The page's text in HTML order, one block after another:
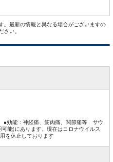
最新の情報と異なる場合がございますの
さい。
効能：神経痛、筋肉痛、関節痛等 サウ
能)にあります。現在はコロナウイルス
を休止しております